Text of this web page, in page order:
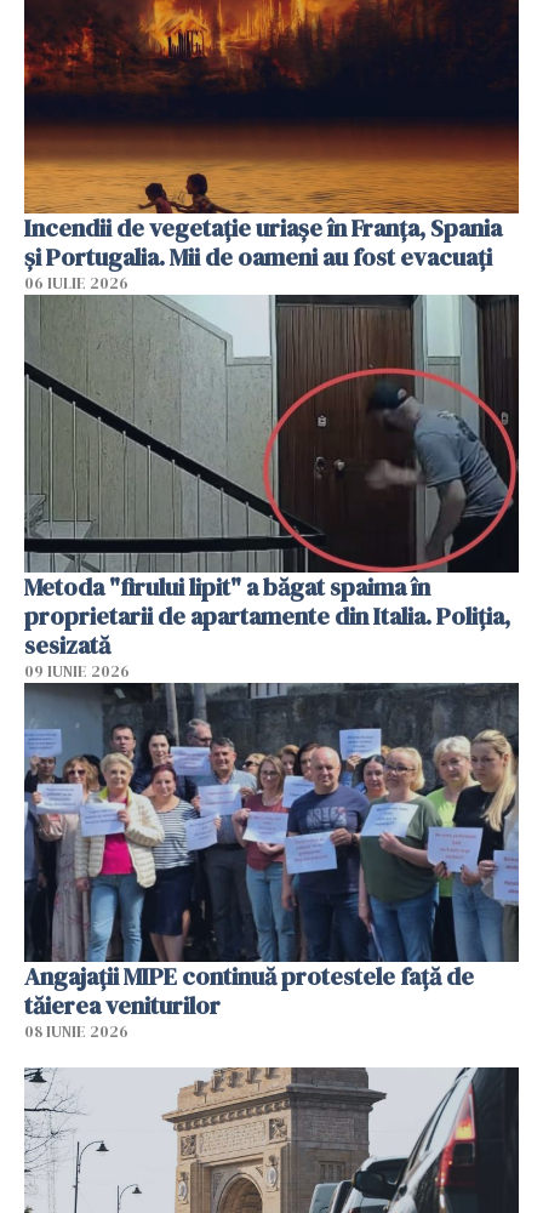
Incendii de vegetație uriașe în Franța, Spania
și Portugalia. Mii de oameni au fost evacuați
06 IULIE 2026
Metoda "firului lipit" a băgat spaima în
proprietarii de apartamente din Italia. Poliția,
sesizată
09 IUNIE 2026
Angajaţii MIPE continuă protestele faţă de
tăierea veniturilor
08 IUNIE 2026